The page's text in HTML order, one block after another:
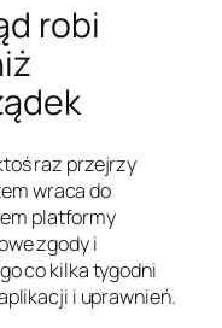
robi
raz przejrzy
wraca do
platformy
zgody i
co kilka tygodni
i uprawnień.